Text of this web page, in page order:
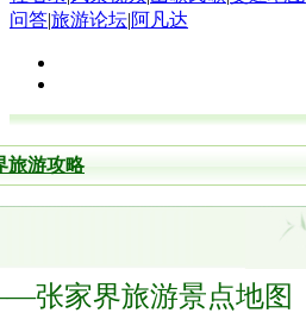
问答|旅游论坛|阿凡达
旅游攻略
张家界旅游景点地图